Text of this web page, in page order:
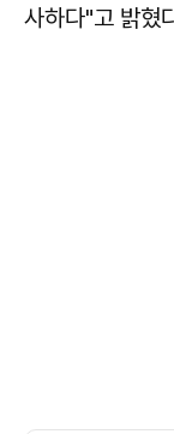
사하다"고 밝혔